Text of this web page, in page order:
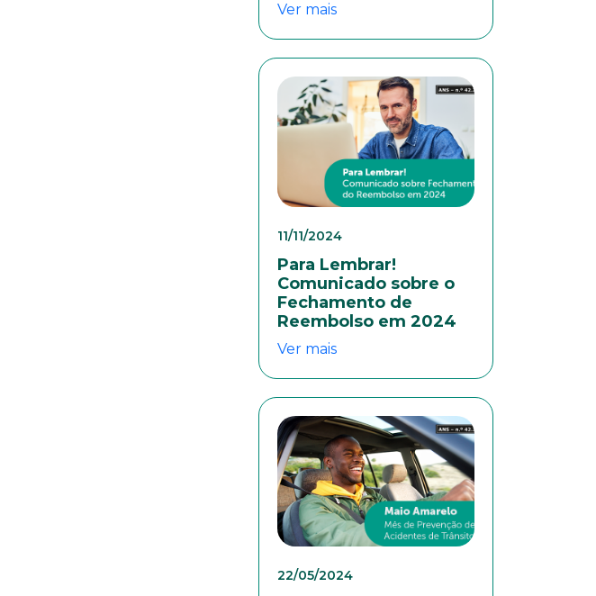
Ver mais
11/11/2024
Para Lembrar!
Comunicado sobre o
Fechamento de
Reembolso em 2024
Ver mais
22/05/2024